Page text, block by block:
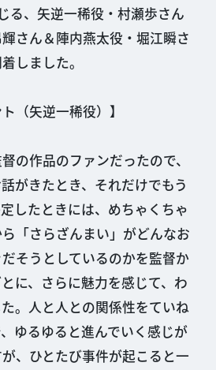
る、矢逆一稀役・村瀬歩さん
さん＆陣内燕太役・堀江瞬さ
しました。
（矢逆一稀役）】
の作品のファンだったので、
がきたとき、それだけでもう
したときには、めちゃくちゃ
「さらざんまい」がどんなお
そうとしているのかを監督か
に、さらに魅力を感じて、わ
。人と人との関係性をていね
ゆるゆると進んでいく感じが
、ひとたび事件が起こると一